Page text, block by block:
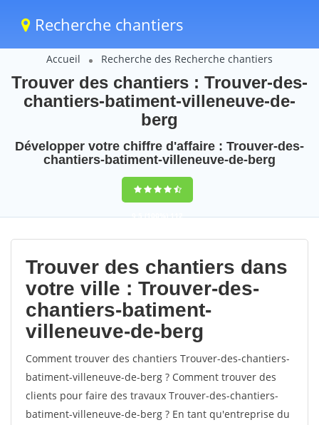
Recherche chantiers
Accueil Recherche des Recherche chantiers
Trouver des chantiers : Trouver-des-
chantiers-batiment-villeneuve-de-
berg
Développer votre chiffre d'affaire : Trouver-des-
chantiers-batiment-villeneuve-de-berg
9,5(100%)112
votes
Trouver des chantiers dans
votre ville : Trouver-des-
chantiers-batiment-
villeneuve-de-berg
Comment trouver des chantiers Trouver-des-chantiers-
batiment-villeneuve-de-berg ? Comment trouver des
clients pour faire des travaux Trouver-des-chantiers-
batiment-villeneuve-de-berg ? En tant qu'entreprise du